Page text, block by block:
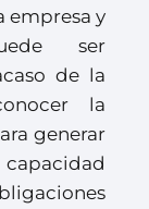
y
ser
de la
la
generar